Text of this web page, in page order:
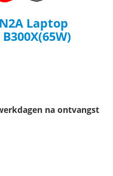
Laptop
na ontvangst